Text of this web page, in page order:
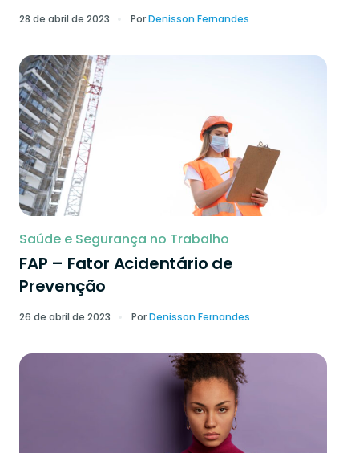
28 de abril de 2023 PorDenisson Fernandes
Saúde e Segurança no Trabalho
FAP – Fator Acidentário de
Prevenção
26 de abril de 2023 PorDenisson Fernandes